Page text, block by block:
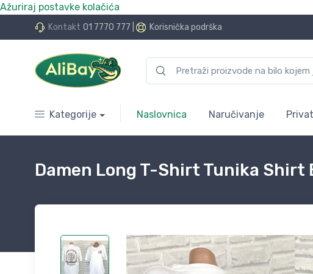
Ažuriraj postavke kolačića
Kontakt 01 7770 777 Korisnička podrška
24 rate bez kamata
Kategorije Naslovnica Naručivanje
Damen Long T-Shirt Tunika Shirt